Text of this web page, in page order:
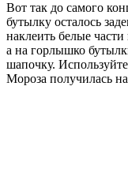
Вот так до самого
бутылку осталось
наклеить белые части
а на горлышко
шапочку.
Мороза получилась